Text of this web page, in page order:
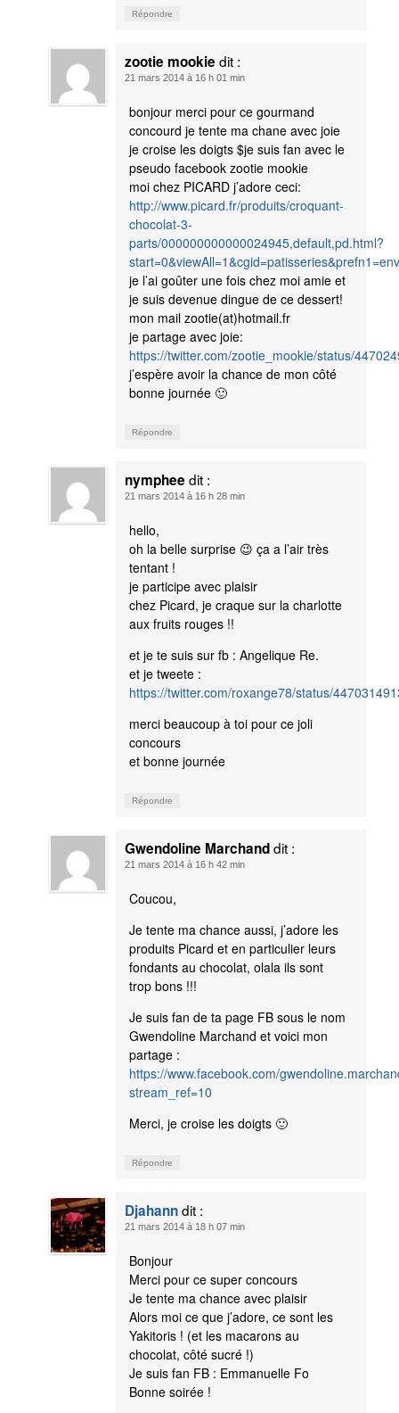
Répondre
zootie mookie dit :
21 mars 2014 à 16 h 01 min
bonjour merci pour ce gourmand
concourd je tente ma chane avec joie
je croise les doigts $je suis fan avec le
pseudo facebook zootie mookie
moi chez PICARD j’adore ceci:
http://www.picard.fr/produits/croquant-
chocolat-3-
parts/000000000000024945,default,pd.html?
je l’ai goûter une fois chez moi amie et
je suis devenue dingue de ce dessert!
mon mail zootie(at)hotmail.fr
je partage avec joie:
https://twitter.com/zootie_mookie/status/
j’espère avoir la chance de mon côté
bonne journée 🙂
Répondre
nymphee dit :
21 mars 2014 à 16 h 28 min
hello,
oh la belle surprise 😉 ça a l’air très
tentant !
je participe avec plaisir
chez Picard, je craque sur la charlotte
aux fruits rouges !!
et je te suis sur fb : Angelique Re.
et je tweete :
https://twitter.com/roxange78/status/
merci beaucoup à toi pour ce joli
concours
et bonne journée
Répondre
Gwendoline Marchanddit :
21 mars 2014 à 16 h 42 min
Coucou,
Je tente ma chance aussi, j’adore les
produits Picard et en particulier leurs
fondants au chocolat, olala ils sont
trop bons !!!
Je suis fan de ta page FB sous le nom
Gwendoline Marchand et voici mon
partage :
https://www.facebook.com/
stream_ref=10
Merci, je croise les doigts 🙂
Répondre
Djahanndit :
21 mars 2014 à 18 h 07 min
Bonjour
Merci pour ce super concours
Je tente ma chance avec plaisir
Alors moi ce que j’adore, ce sont les
Yakitoris ! (et les macarons au
chocolat, côté sucré !)
Je suis fan FB : Emmanuelle Fo
Bonne soirée !